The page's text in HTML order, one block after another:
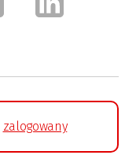
zalogowany